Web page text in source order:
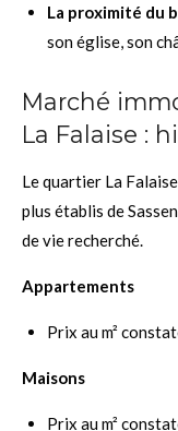
La proximité du
son église, son
Marché
La Falaise :
Le quartier La
plus établis de
de vie recherché.
Appartements
Prix au m²
Maisons
Prix au m²